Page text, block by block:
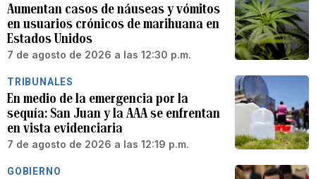
Aumentan casos de náuseas y vómitos
en usuarios crónicos de marihuana en
Estados Unidos
7 de agosto de 2026 a las 12:30 p.m.
TRIBUNALES
En medio de la emergencia por la
sequía: San Juan y la AAA se enfrentan
en vista evidenciaria
7 de agosto de 2026 a las 12:19 p.m.
GOBIERNO